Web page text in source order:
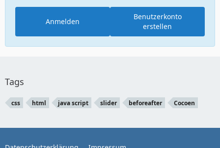
Benutzerkonto
erstellen
Anmelden
Tags
css html java script slider beforeafter Cocoen